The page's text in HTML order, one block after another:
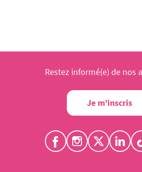
Restez informé(e) de nos
Je m'inscris